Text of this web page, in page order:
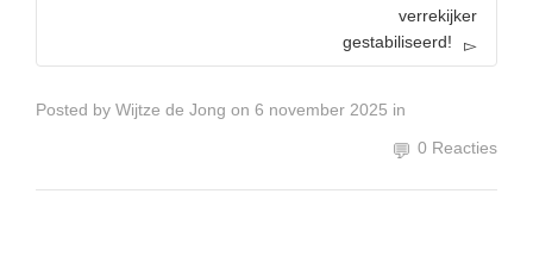
verrekijker
gestabiliseerd!
Posted by Wijtze de Jong on 6 november 2025 in
0 Reacties